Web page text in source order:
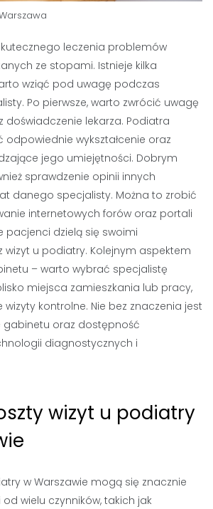
leczenia problemów
ze stopami. Istnieje kilka
wziąć pod uwagę podczas
Po pierwsze, warto zwrócić uwagę
doświadczenie lekarza. Podiatra
wykształcenie oraz
jego umiejętności. Dobrym
sprawdzenie opinii innych
danego specjalisty. Można to zrobić
internetowych forów oraz portali
pacjenci dzielą się swoimi
wizyt u podiatry. Kolejnym aspektem
– warto wybrać specjalistę
miejsca zamieszkania lub pracy,
wizyty kontrolne. Nie bez znaczenia jest
gabinetu oraz dostępność
diagnostycznych i
wizyt u podiatry
w Warszawie mogą się znacznie
wielu czynników, takich jak